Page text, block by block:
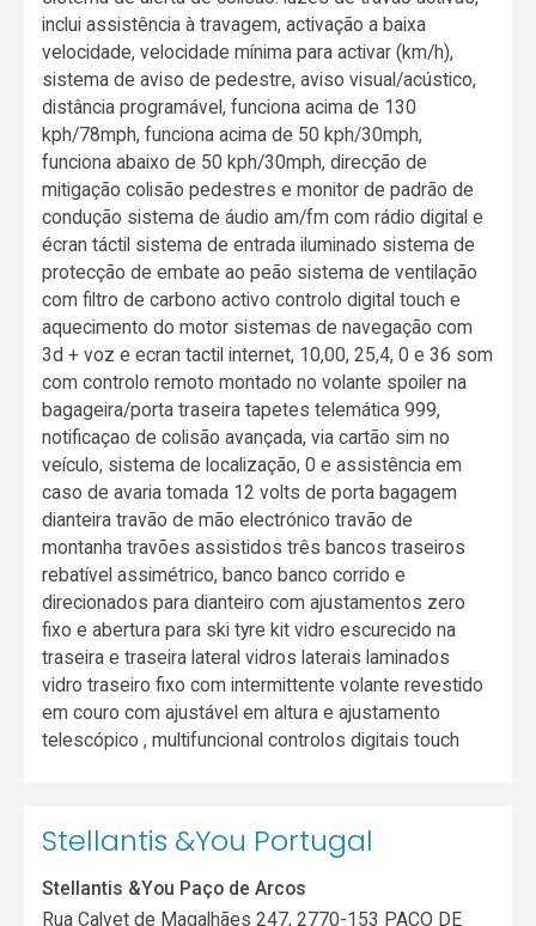
inclui assistência à travagem, activação a baixa
velocidade, velocidade mínima para activar (km/h),
sistema de aviso de pedestre, aviso visual/acústico,
distância programável, funciona acima de 130
kph/78mph, funciona acima de 50 kph/30mph,
funciona abaixo de 50 kph/30mph, direcção de
mitigação colisão pedestres e monitor de padrão de
condução sistema de áudio am/fm com rádio digital e
écran táctil sistema de entrada iluminado sistema de
protecção de embate ao peão sistema de ventilação
com filtro de carbono activo controlo digital touch e
aquecimento do motor sistemas de navegação com
3d + voz e ecran tactil internet, 10,00, 25,4, 0 e 36 som
com controlo remoto montado no volante spoiler na
bagageira/porta traseira tapetes telemática 999,
notificaçao de colisão avançada, via cartão sim no
veículo, sistema de localização, 0 e assistência em
caso de avaria tomada 12 volts de porta bagagem
dianteira travão de mão electrónico travão de
montanha travões assistidos três bancos traseiros
rebatível assimétrico, banco banco corrido e
direcionados para dianteiro com ajustamentos zero
fixo e abertura para ski tyre kit vidro escurecido na
traseira e traseira lateral vidros laterais laminados
vidro traseiro fixo com intermittente volante revestido
em couro com ajustável em altura e ajustamento
telescópico , multifuncional controlos digitais touch
Stellantis &You Portugal
Stellantis &You Paço de Arcos
Rua Calvet de Magalhães 247, 2770-153 PAÇO DE